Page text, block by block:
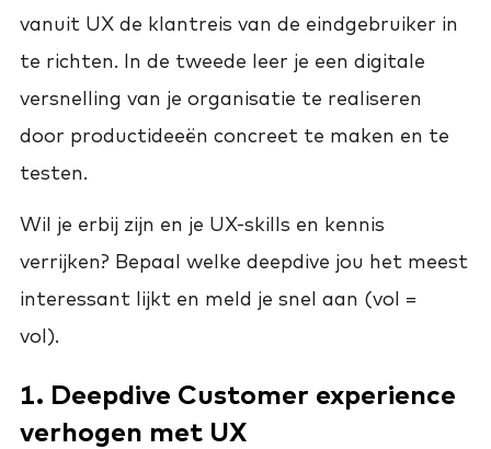
vanuit UX de klantreis van de eindgebruiker in
te richten. In de tweede leer je een digitale
versnelling van je organisatie te realiseren
door productideeën concreet te maken en te
testen.
Wil je erbij zijn en je UX-skills en kennis
verrijken? Bepaal welke deepdive jou het meest
interessant lijkt en meld je snel aan (vol =
vol).
1. Deepdive Customer experience
verhogen met UX